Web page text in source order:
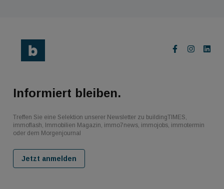
Informiert bleiben.
Treffen Sie eine Selektion unserer Newsletter zu buildingTIMES,
immoflash, Immobilien Magazin, immo7news, immojobs, immotermin
oder dem Morgenjournal
Jetzt anmelden